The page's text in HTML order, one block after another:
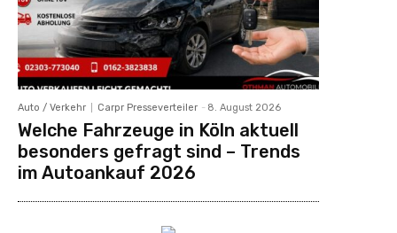
Auto / Verkehr Carpr Presseverteiler - 8. August 2026
Welche Fahrzeuge in Köln aktuell
besonders gefragt sind – Trends
im Autoankauf 2026